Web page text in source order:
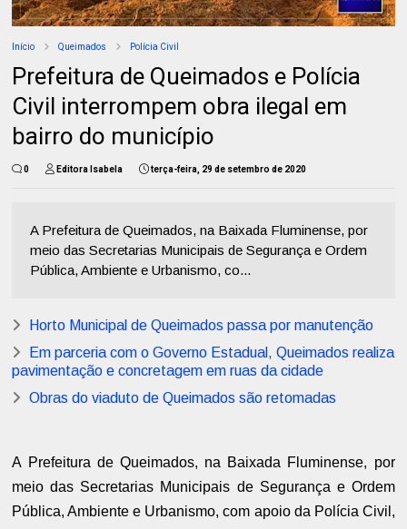
Início Queimados Polícia Civil
Prefeitura de Queimados e Polícia
Civil interrompem obra ilegal em
bairro do município
0 Editora Isabela terça-feira, 29 de setembro de 2020
A Prefeitura de Queimados, na Baixada Fluminense, por
meio das Secretarias Municipais de Segurança e Ordem
Pública, Ambiente e Urbanismo, co...
Horto Municipal de Queimados passa por manutenção
Em parceria com o Governo Estadual, Queimados realiza
pavimentação e concretagem em ruas da cidade
Obras do viaduto de Queimados são retomadas
A Prefeitura de Queimados, na Baixada Fluminense, por
meio das Secretarias Municipais de Segurança e Ordem
Pública, Ambiente e Urbanismo, com apoio da Polícia Civil,